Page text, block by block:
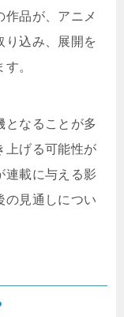
作品が、アニメ
り込み、展開を
。
となることが多
上げる可能性が
連載に与える影
の見通しについ